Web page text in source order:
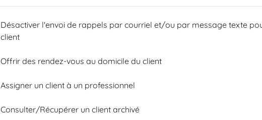
Désactiver l'envoi de rappels par courriel et/ou par message texte
client
Offrir des rendez-vous au domicile du client
Assigner un client à un professionnel
Consulter/Récupérer un client archivé